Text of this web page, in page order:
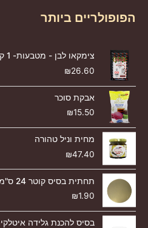
הפופולריים ביותר
צימקאו לבן - מטבעות- 1 ק"ג
₪26.60
אבקת סוכר
₪15.50
מחית וניל טהורה
₪47.40
תחתית בסיס קוטר 24 ס"מ
₪1.90
בסיס להכנת גלידה